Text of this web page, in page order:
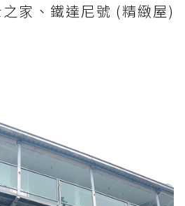
家、鐵達尼號 (精緻屋)